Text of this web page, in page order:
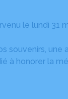
le lundi 31
souvenirs, une
à honorer la